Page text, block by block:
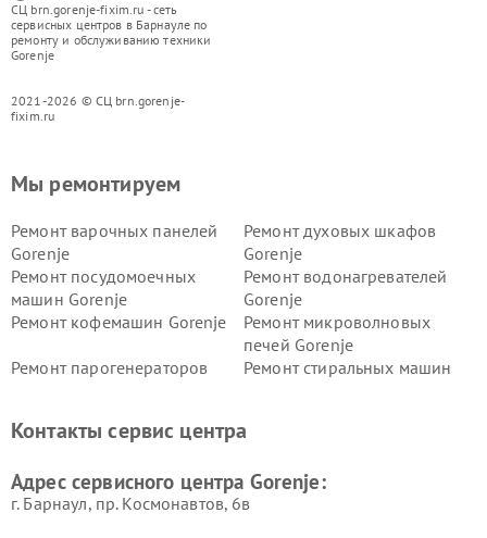
СЦ brn.gorenje-fixim.ru - сеть
сервисных центров в Барнауле по
ремонту и обслуживанию техники
Gorenje
2021-2026 © СЦ brn.gorenje-
fixim.ru
Мы ремонтируем
Ремонт варочных панелей
Gorenje
Ремонт духовых шкафов
Gorenje
Ремонт посудомоечных
машин Gorenje
Ремонт водонагревателей
Gorenje
Ремонт кофемашин Gorenje
Ремонт микроволновых
печей Gorenje
Ремонт парогенераторов
Ремонт стиральных машин
Контакты сервис центра
Адрес сервисного центра Gorenje:
г. Барнаул, ​пр. Космонавтов, 6в